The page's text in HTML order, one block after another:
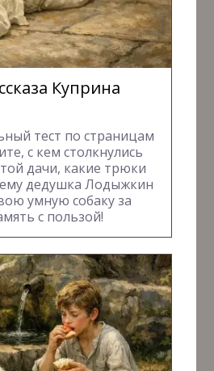
Куприна
тест по страницам
с кем столкнулись
дачи, какие трюки
дедушка Лодыжкин
умную собаку за
с пользой!